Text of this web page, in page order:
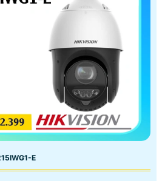
E